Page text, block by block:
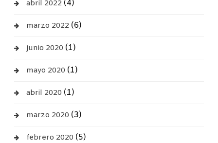
abril 2022 (4)
marzo 2022 (6)
junio 2020 (1)
mayo 2020 (1)
abril 2020 (1)
marzo 2020 (3)
febrero 2020 (5)